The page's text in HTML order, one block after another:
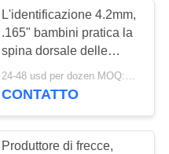
L'identificazione 4.2mm,
.165" bambini pratica la
spina dorsale delle
frecce 800 0,001" -
0,003" - 0,006"
CONTATTO
Produttore di frecce,